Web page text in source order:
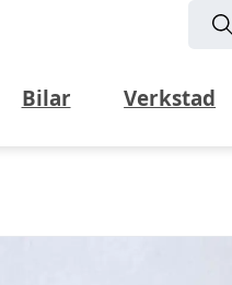
Bilar Verkstad